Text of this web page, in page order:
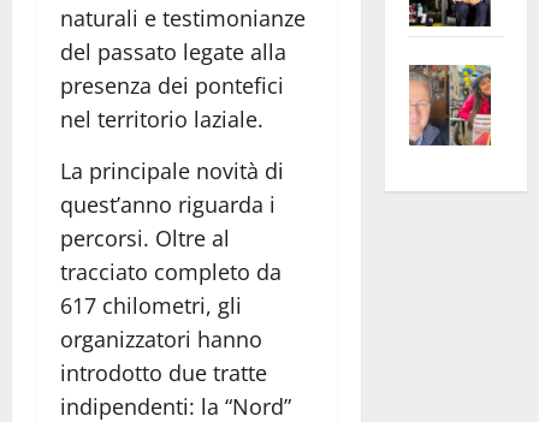
naturali e testimonianze
del passato legate alla
presenza dei pontefici
nel territorio laziale.
La principale novità di
quest’anno riguarda i
percorsi. Oltre al
tracciato completo da
617 chilometri, gli
organizzatori hanno
introdotto due tratte
indipendenti: la “Nord”
euro
apre